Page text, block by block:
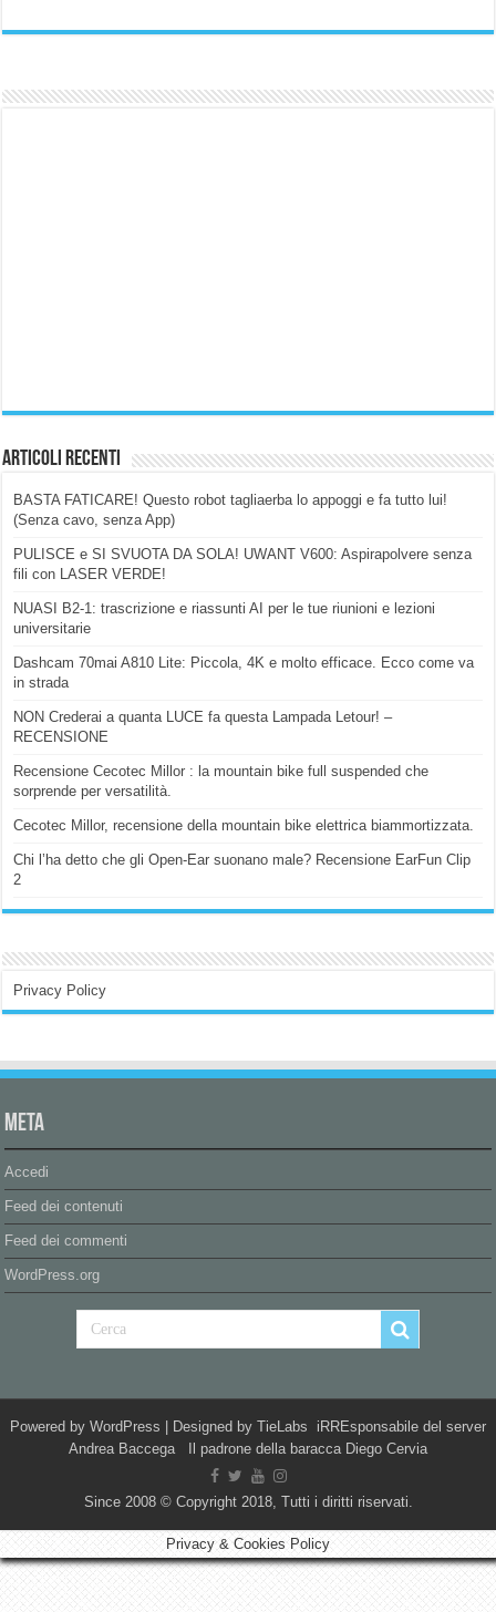
Articoli Recenti
BASTA FATICARE! Questo robot tagliaerba lo appoggi e fa tutto lui!
(Senza cavo, senza App)
PULISCE e SI SVUOTA DA SOLA! UWANT V600: Aspirapolvere senza
fili con LASER VERDE!
NUASI B2-1: trascrizione e riassunti AI per le tue riunioni e lezioni
universitarie
Dashcam 70mai A810 Lite: Piccola, 4K e molto efficace. Ecco come va
in strada
NON Crederai a quanta LUCE fa questa Lampada Letour! –
RECENSIONE
Recensione Cecotec Millor : la mountain bike full suspended che
sorprende per versatilità.
Cecotec Millor, recensione della mountain bike elettrica biammortizzata.
Chi l’ha detto che gli Open-Ear suonano male? Recensione EarFun Clip
2
Privacy Policy
Meta
Accedi
Feed dei contenuti
Feed dei commenti
WordPress.org
Powered by WordPress | Designed by TieLabs iRREsponsabile del server
Andrea Baccega Il padrone della baracca Diego Cervia
Since 2008 © Copyright 2018, Tutti i diritti riservati.
Privacy & Cookies Policy